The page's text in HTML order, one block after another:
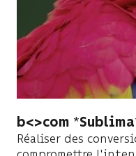
b<>com Sublima
Réaliser des